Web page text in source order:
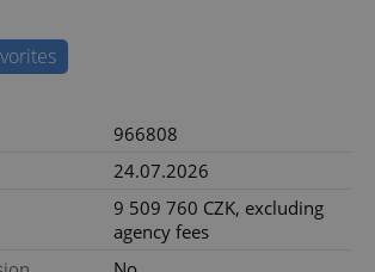
966808
24.07.2026
9 509 760 CZK, excluding
agency fees